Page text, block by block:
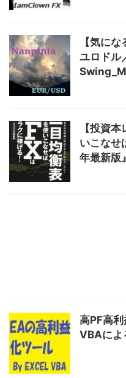
【気に
ユロドル
【投資
いこなせ
年最新版』
高PF高
VBAによ